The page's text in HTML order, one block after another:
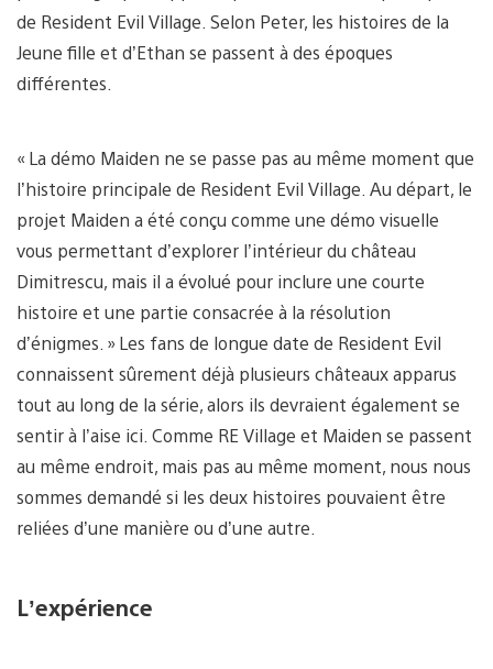
de Resident Evil Village. Selon Peter, les histoires de la
Jeune fille et d’Ethan se passent à des époques
différentes.
« La démo Maiden ne se passe pas au même moment que
l’histoire principale de Resident Evil Village. Au départ, le
projet Maiden a été conçu comme une démo visuelle
vous permettant d’explorer l’intérieur du château
Dimitrescu, mais il a évolué pour inclure une courte
histoire et une partie consacrée à la résolution
d’énigmes. » Les fans de longue date de Resident Evil
connaissent sûrement déjà plusieurs châteaux apparus
tout au long de la série, alors ils devraient également se
sentir à l’aise ici. Comme RE Village et Maiden se passent
au même endroit, mais pas au même moment, nous nous
sommes demandé si les deux histoires pouvaient être
reliées d’une manière ou d’une autre.
L’expérience